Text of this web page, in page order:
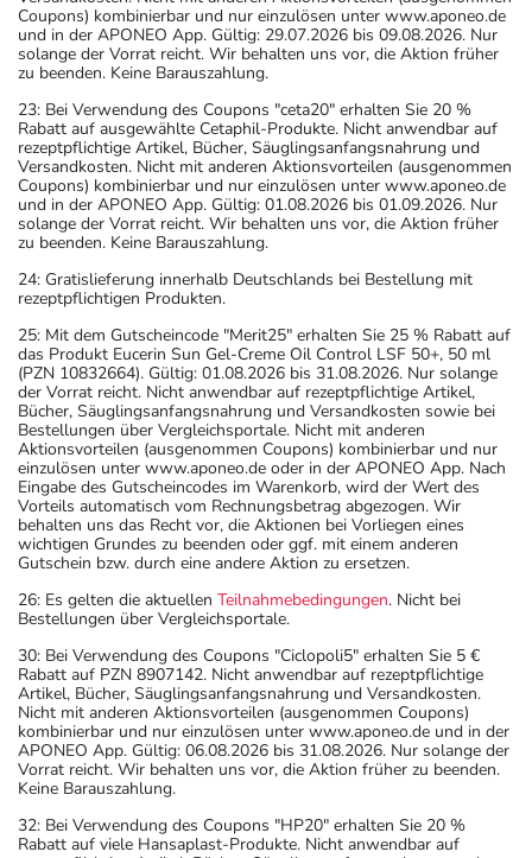
Coupons) kombinierbar und nur einzulösen unter www.aponeo.de
und in der APONEO App. Gültig: 29.07.2026 bis 09.08.2026. Nur
solange der Vorrat reicht. Wir behalten uns vor, die Aktion früher
zu beenden. Keine Barauszahlung.
23: Bei Verwendung des Coupons "ceta20" erhalten Sie 20 %
Rabatt auf ausgewählte Cetaphil-Produkte. Nicht anwendbar auf
rezeptpflichtige Artikel, Bücher, Säuglingsanfangsnahrung und
Versandkosten. Nicht mit anderen Aktionsvorteilen (ausgenommen
Coupons) kombinierbar und nur einzulösen unter www.aponeo.de
und in der APONEO App. Gültig: 01.08.2026 bis 01.09.2026. Nur
solange der Vorrat reicht. Wir behalten uns vor, die Aktion früher
zu beenden. Keine Barauszahlung.
24: Gratislieferung innerhalb Deutschlands bei Bestellung mit
rezeptpflichtigen Produkten.
25: Mit dem Gutscheincode "Merit25" erhalten Sie 25 % Rabatt auf
das Produkt Eucerin Sun Gel-Creme Oil Control LSF 50+, 50 ml
(PZN 10832664). Gültig: 01.08.2026 bis 31.08.2026. Nur solange
der Vorrat reicht. Nicht anwendbar auf rezeptpflichtige Artikel,
Bücher, Säuglingsanfangsnahrung und Versandkosten sowie bei
Bestellungen über Vergleichsportale. Nicht mit anderen
Aktionsvorteilen (ausgenommen Coupons) kombinierbar und nur
einzulösen unter www.aponeo.de oder in der APONEO App. Nach
Eingabe des Gutscheincodes im Warenkorb, wird der Wert des
Vorteils automatisch vom Rechnungsbetrag abgezogen. Wir
behalten uns das Recht vor, die Aktionen bei Vorliegen eines
wichtigen Grundes zu beenden oder ggf. mit einem anderen
Gutschein bzw. durch eine andere Aktion zu ersetzen.
26: Es gelten die aktuellen Teilnahmebedingungen. Nicht bei
Bestellungen über Vergleichsportale.
30: Bei Verwendung des Coupons "Ciclopoli5" erhalten Sie 5 €
Rabatt auf PZN 8907142. Nicht anwendbar auf rezeptpflichtige
Artikel, Bücher, Säuglingsanfangsnahrung und Versandkosten.
Nicht mit anderen Aktionsvorteilen (ausgenommen Coupons)
kombinierbar und nur einzulösen unter www.aponeo.de und in der
APONEO App. Gültig: 06.08.2026 bis 31.08.2026. Nur solange der
Vorrat reicht. Wir behalten uns vor, die Aktion früher zu beenden.
Keine Barauszahlung.
32: Bei Verwendung des Coupons "HP20" erhalten Sie 20 %
Rabatt auf viele Hansaplast-Produkte. Nicht anwendbar auf